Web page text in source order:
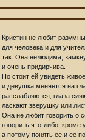
Кристин не любит
для человека и для
так. Она нелюдима,
и очень придирчива.
Но стоит ей увидеть
и девушка меняется на
расслабляются, глаза
ласкают зверушку или
Она не любит говорить о
говорить что-либо, кроме
а потому понять ее и ее